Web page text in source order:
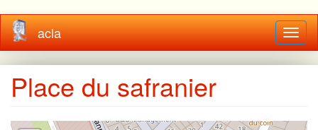
Aller
au
contenu
principal
acla
Place du safranier